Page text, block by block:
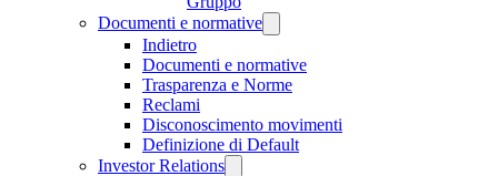
Documenti e normative
Indietro
Documenti e normative
Trasparenza e Norme
Reclami
Disconoscimento movimenti
Definizione di Default
Investor Relations